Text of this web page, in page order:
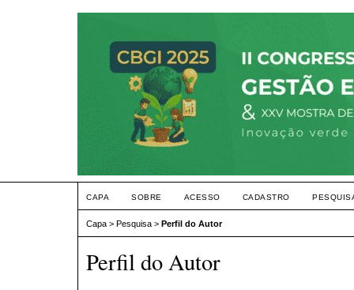
CAPA SOBRE ACESSO CADASTRO
Capa > Pesquisa > Perfil do Autor
Perfil do Autor